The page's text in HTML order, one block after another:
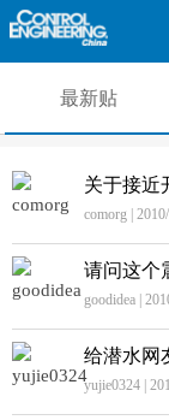
最新贴
关于接近
comorg |
请问这个
goodidea |
给潜水网
yujie0324 |